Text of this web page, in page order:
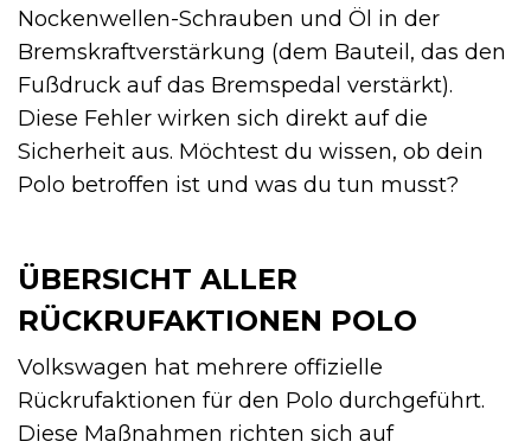
Nockenwellen-Schrauben und Öl in der
Bremskraftverstärkung (dem Bauteil, das den
Fußdruck auf das Bremspedal verstärkt).
Diese Fehler wirken sich direkt auf die
Sicherheit aus. Möchtest du wissen, ob dein
Polo betroffen ist und was du tun musst?
ÜBERSICHT ALLER
RÜCKRUFAKTIONEN POLO
Volkswagen hat mehrere offizielle
Rückrufaktionen für den Polo durchgeführt.
Diese Maßnahmen richten sich auf